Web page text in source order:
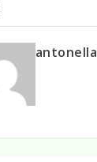
antonella